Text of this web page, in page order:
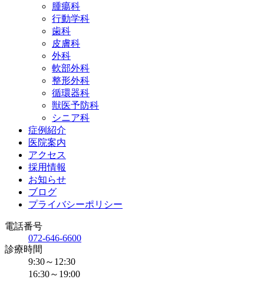
腫瘍科
行動学科
歯科
皮膚科
外科
軟部外科
整形外科
循環器科
獣医予防科
シニア科
症例紹介
医院案内
アクセス
採用情報
お知らせ
ブログ
プライバシーポリシー
電話番号
072-646-6600
診療時間
9:30～12:30
16:30～19:00